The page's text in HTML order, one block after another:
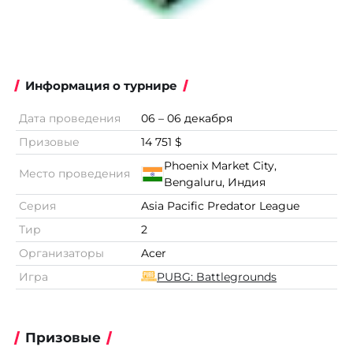
Информация о турнире
Дата проведения
06 – 06 декабря
Призовые
14 751 $
Место проведения
Phoenix Market City,
Bengaluru, Индия
Серия
Asia Pacific Predator League
Тир
2
Организаторы
Acer
Игра
PUBG: Battlegrounds
Призовые